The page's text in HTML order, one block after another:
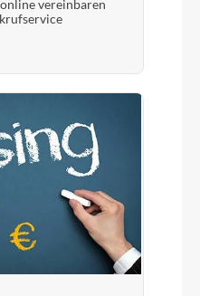
vereinbaren